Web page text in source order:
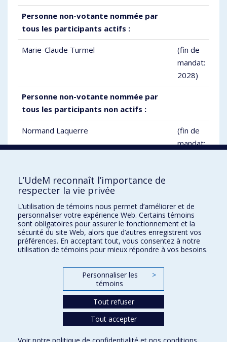
Personne non-votante nommée par
tous les participants actifs :
Marie-Claude Turmel
(fin de
mandat:
2028)
Personne non-votante nommée par
tous les participants non actifs :
Normand Laquerre
(fin de
mandat:
Régime de retraite de l'Université de
Montréal
Direction gestion des régimes de retraite
L’UdeM reconnaît l’importance de
respecter la vie privée
L’utilisation de témoins nous permet d’améliorer et de
personnaliser votre expérience Web. Certains témoins
sont obligatoires pour assurer le fonctionnement et la
sécurité du site Web, alors que d’autres enregistrent vos
préférences. En acceptant tout, vous consentez à notre
utilisation de témoins pour mieux répondre à vos besoins.
Personnaliser les
témoins
>
Tout refuser
Tout accepter